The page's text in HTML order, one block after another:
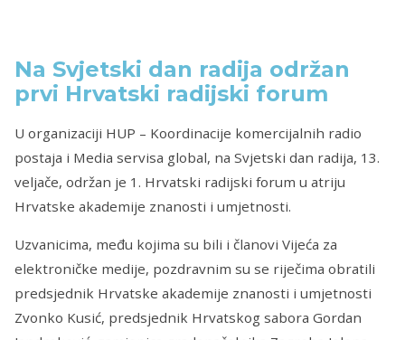
Na Svjetski dan radija održan
prvi Hrvatski radijski forum
U organizaciji HUP – Koordinacije komercijalnih radio
postaja i Media servisa global, na Svjetski dan radija, 13.
veljače, održan je 1. Hrvatski radijski forum u atriju
Hrvatske akademije znanosti i umjetnosti.
Uzvanicima, među kojima su bili i članovi Vijeća za
elektroničke medije, pozdravnim su se riječima obratili
predsjednik Hrvatske akademije znanosti i umjetnosti
Zvonko Kusić, predsjednik Hrvatskog sabora Gordan